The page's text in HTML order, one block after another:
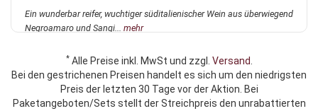
Ein wunderbar reifer, wuchtiger süditalienischer Wein aus überwiegend
Negroamaro und Sangi... mehr
*Alle Preise inkl. MwSt und zzgl. Versand.
Bei den gestrichenen Preisen handelt es sich um den niedrigsten
Preis der letzten 30 Tage vor der Aktion. Bei
Paketangeboten/Sets stellt der Streichpreis den unrabattierten